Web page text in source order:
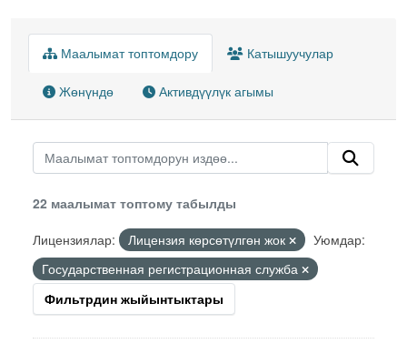
Маалымат топтомдору Катышуучулар
Жөнүндө Активдүүлүк агымы
22 маалымат топтому табылды
Лицензиялар:
Лицензия көрсөтүлгөн жок
Уюмдар:
Государственная регистрационная служба
Фильтрдин жыйынтыктары